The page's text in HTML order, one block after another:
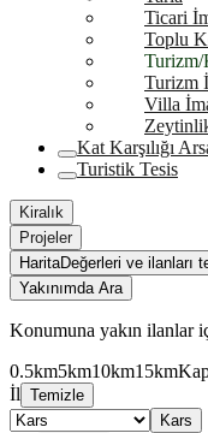
Ticari
Toplu
Turizm/
Turizm
Villa
Kat Karşılığı
Turistik Tesis
Kiralık
Projeler
HaritaDeğerleri ve ilanları
Yakınımda Ara
Konumuna yakın ilanlar
0.5km5km10km15km
İl Temizle
Kars